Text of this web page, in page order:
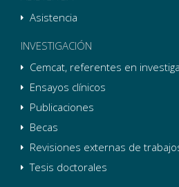
Asistencia
INVESTIGACIÓN
Cemcat, referentes en
Ensayos clínicos
Publicaciones
Becas
Revisiones externas de
Tesis doctorales